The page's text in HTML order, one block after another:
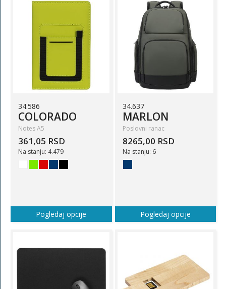
34.586
COLORADO
Notes A5
361,05 RSD
Na stanju: 4.479
Pogledaj opcije
34.637
MARLON
Poslovni ranac
8265,00 RSD
Na stanju: 6
Pogledaj opcije